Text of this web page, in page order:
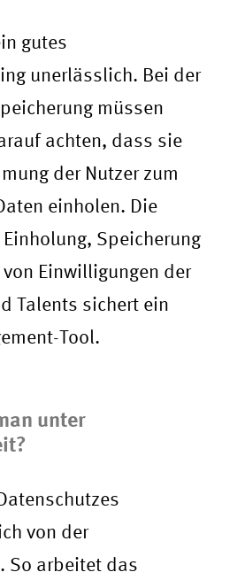
gutes
unerlässlich. Bei der
müssen
achten, dass sie
der Nutzer zum
einholen. Die
Speicherung
Einwilligungen der
Talents sichert ein
Tool.
unter
von der
So arbeitet das